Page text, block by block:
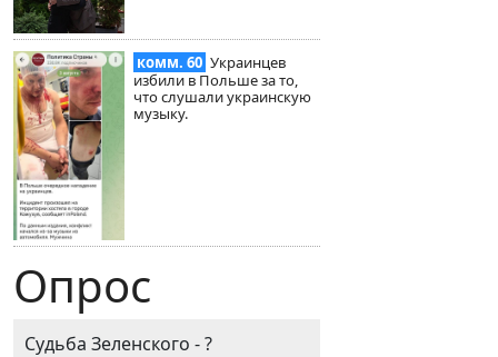
комм. 60 Украинцев
избили в Польше за то,
что слушали украинскую
музыку.
Опрос
Судьба Зеленского - ?